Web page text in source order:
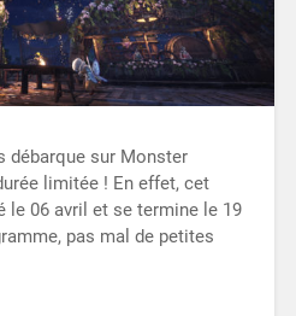
débarque sur Monster
limitée ! En effet, cet
le 06 avril et se termine le 19
pas mal de petites